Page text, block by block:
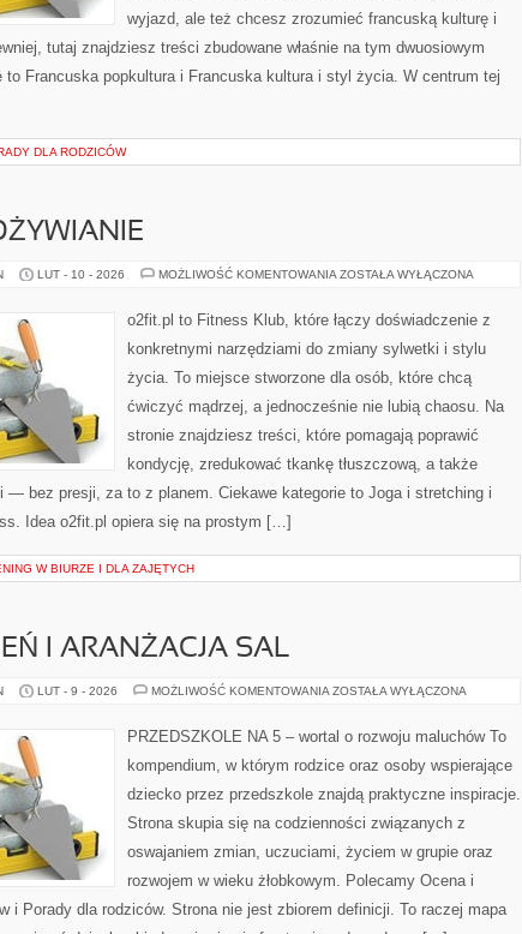
wyjazd, ale też chcesz zrozumieć francuską kulturę i
tutaj znajdziesz treści zbudowane właśnie na tym dwuosiowym
to Francuska popkultura i Francuska kultura i styl życia. W centrum tej
DLA RODZICÓW
LUT - 10 - 2026 MOŻLIWOŚĆ KOMENTOWANIA DIETA
ZOSTAŁA WYŁĄCZONA
o2fit.pl to Fitness Klub, które łączy doświadczenie z
konkretnymi narzędziami do zmiany sylwetki i stylu
życia. To miejsce stworzone dla osób, które chcą
ćwiczyć mądrzej, a jednocześnie nie lubią chaosu. Na
stronie znajdziesz treści, które pomagają poprawić
kondycję, zredukować tkankę tłuszczową, a także
— bez presji, za to z planem. Ciekawe kategorie to Joga i stretching i
Idea o2fit.pl opiera się na prostym […]
W BIURZE I DLA ZAJĘTYCH
I ARANŻACJA SAL
LUT - 9 - 2026 MOŻLIWOŚĆ KOMENTOWANIA PRZESTRZEŃ
SAL
ZOSTAŁA WYŁĄCZONA
PRZEDSZKOLE NA 5 – wortal o rozwoju maluchów To
kompendium, w którym rodzice oraz osoby wspierające
dziecko przez przedszkole znajdą praktyczne inspiracje.
Strona skupia się na codzienności związanych z
oswajaniem zmian, uczuciami, życiem w grupie oraz
rozwojem w wieku żłobkowym. Polecamy Ocena i
i Porady dla rodziców. Strona nie jest zbiorem definicji. To raczej mapa